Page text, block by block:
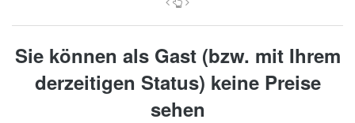
Sie können als Gast (bzw. mit Ihrem
derzeitigen Status) keine Preise
sehen